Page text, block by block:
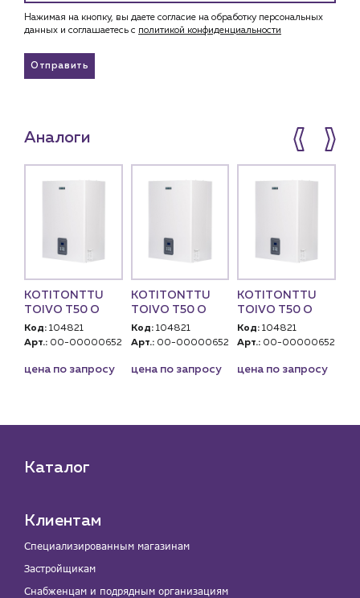
Нажимая на кнопку, вы даете согласие на обработку персональных
данных и соглашаетесь c политикой конфиденциальности
Отправить
Аналоги
KOTITONTTU
TOIVO T50 O
Код: 104821
Арт.: 00-00000652
цена по запросу
KOTITONTTU
TOIVO T50 O
Код: 104821
Арт.: 00-00000652
цена по запросу
KOTITONTTU
TOIVO T50 O
Код: 104821
Арт.: 00-00000652
цена по запросу
Каталог
Клиентам
Специализированным магазинам
Застройщикам
Снабженцам и подрядным организациям